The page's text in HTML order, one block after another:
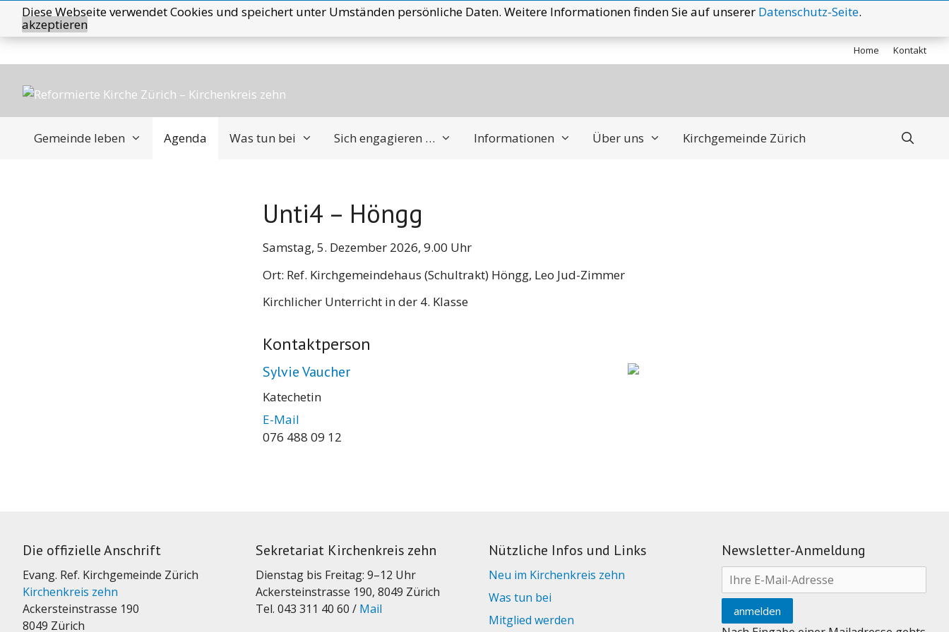
Diese Webseite verwendet Cookies und speichert unter Umständen persönliche Daten. Weitere Informationen finden Sie auf unserer Datenschutz-Seite.
akzeptieren
Springe
zum
Inhalt
Home Kontakt
Gemeinde leben Agenda Was tun bei Sich engagieren … Informationen Über uns Kirchgemeinde Zürich
Unti4 – Höngg
Samstag, 5. Dezember 2026, 9.00 Uhr
Ort: Ref. Kirchgemeindehaus (Schultrakt) Höngg, Leo Jud-Zimmer
Kirchlicher Unterricht in der 4. Klasse
Kontaktperson
Sylvie Vaucher
Katechetin
E-Mail
076 488 09 12
Die offizielle Anschrift
Evang. Ref. Kirchgemeinde Zürich
Kirchenkreis zehn
Ackersteinstrasse 190
8049 Zürich
Sekretariat Kirchenkreis zehn
Dienstag bis Freitag: 9–12 Uhr
Ackersteinstrasse 190, 8049 Zürich
Tel. 043 311 40 60 / Mail
Nützliche Infos und Links
Neu im Kirchenkreis zehn
Was tun bei
Mitglied werden
Newsletter-Anmeldung